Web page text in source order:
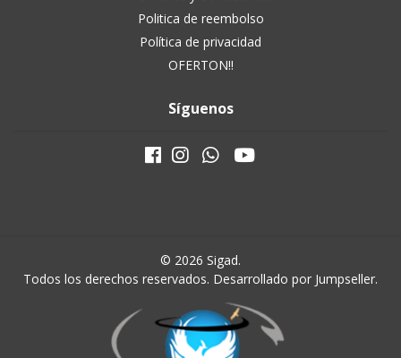
Politica de reembolso
Política de privacidad
OFERTON!!
Síguenos
© 2026 Sigad.
Todos los derechos reservados. Desarrollado por Jumpseller.